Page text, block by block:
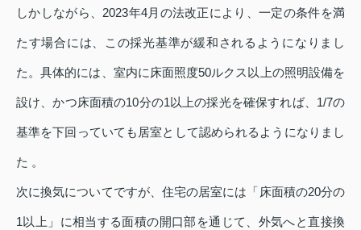
しかしながら、2023年4月の法改正により、一定の条件を満
たす場合には、この採光基準が緩和されるようになりまし
た。具体的には、室内に床面照度50ルクス以上の照明設備を
設け、かつ床面積の10分の1以上の採光を確保すれば、1/7の
基準を下回っていても居室として認められるようになりまし
た 。
次に換気についてですが、住宅の居室には「床面積の20分の
1以上」に相当する面積の開口部を通じて、外気へと直接換